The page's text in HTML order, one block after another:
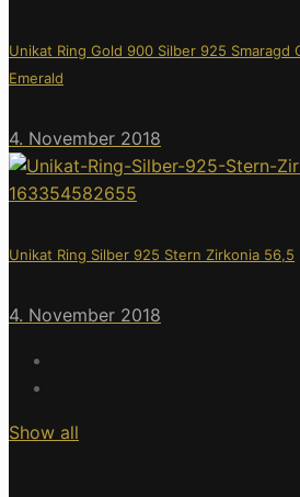
Unikat Ring Gold 900 Silber 925 Smaragd
Emerald
4. November 2018
Unikat Ring Silber 925 Stern Zirkonia 56,5
4. November 2018
Show all